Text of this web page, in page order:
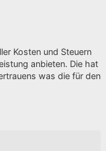
Kosten und Steuern
anbieten. Die hat
was die für den